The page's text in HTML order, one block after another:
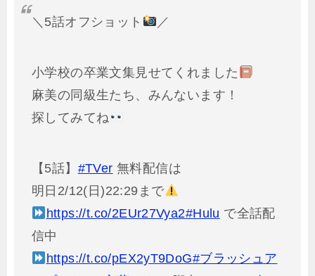
＼5話オフショット ／
小学校の卒業文集見せてくれました
麻美の同級生たち、みんないます！
探してみてね
【5話】 #TVer 無料配信は
明日2/12(日)22:29まで
https://t.co/2EUr27Vya2#Hulu で全話配
信中
https://t.co/pEX2yT9DoG#ブラッシュア